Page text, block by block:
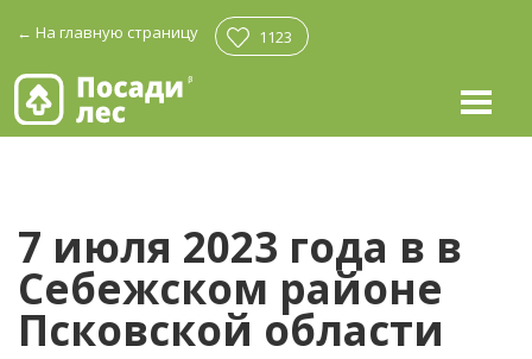
← На главную страницу 1123
7 июля 2023 года в в
Себежском районе
Псковской области